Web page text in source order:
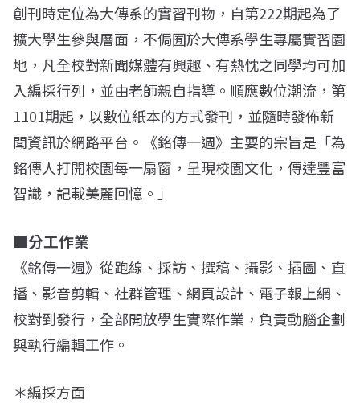
創刊時定位為大傳系的實習刊物，自第222期起為了
擴大學生參與層面，不侷囿於大傳系學生專屬實習園
地，凡全校對新聞媒體有興趣、有熱忱之同學均可加
入編採行列，並由老師親自指導。順應數位潮流，第
1101期起，以數位紙本的方式發刊，並隨時發佈新
聞資訊於網路平台。《銘傳一週》主要的宗旨是「為
銘傳人打開校園每一扇窗，呈現校園文化，傳達豐富
智識，記載美麗回憶。」
■分工作業
《銘傳一週》從跑線、採訪、撰稿、攝影、插圖、直
播、影音剪輯、社群管理、網頁設計、電子報上網、
校對到發行，全部開放學生實際作業，負責動腦企劃
與執行編輯工作。
＊編採方面